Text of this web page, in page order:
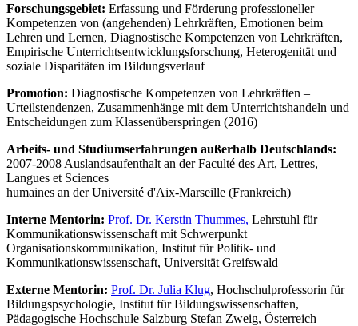
Forschungsgebiet: Erfassung und Förderung professioneller
Kompetenzen von (angehenden) Lehrkräften, Emotionen beim
Lehren und Lernen, Diagnostische Kompetenzen von Lehrkräften,
Empirische Unterrichtsentwicklungsforschung, Heterogenität und
soziale Disparitäten im Bildungsverlauf
Promotion: Diagnostische Kompetenzen von Lehrkräften –
Urteilstendenzen, Zusammenhänge mit dem Unterrichtshandeln und
Entscheidungen zum Klassenüberspringen (2016)
Arbeits- und Studiumserfahrungen außerhalb Deutschlands:
2007-2008 Auslandsaufenthalt an der Faculté des Art, Lettres,
Langues et Sciences
humaines an der Université d'Aix-Marseille (Frankreich)
Interne Mentorin: Prof. Dr. Kerstin Thummes, Lehrstuhl für
Kommunikationswissenschaft mit Schwerpunkt
Organisationskommunikation, Institut für Politik- und
Kommunikationswissenschaft, Universität Greifswald
Externe Mentorin: Prof. Dr. Julia Klug, Hochschulprofessorin für
Bildungspsychologie, Institut für Bildungswissenschaften,
Pädagogische Hochschule Salzburg Stefan Zweig, Österreich